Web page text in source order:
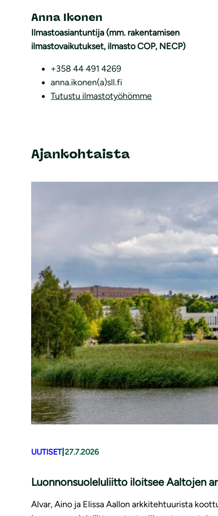
Ilmastoasiantuntija (mm. rakentamisen
ilmastovaikutukset, ilmasto COP, NECP)
Anna Ikonen
+358 44 491 4269
anna.ikonen(a)sll.fi
Tutustu ilmastotyöhömme
Ajankohtaista
UUTISET| 27.7.2026
Luonnonsuoleluliitto iloitsee Aaltojen
Alvar, Aino ja Elissa Aallon arkkitehtuurista